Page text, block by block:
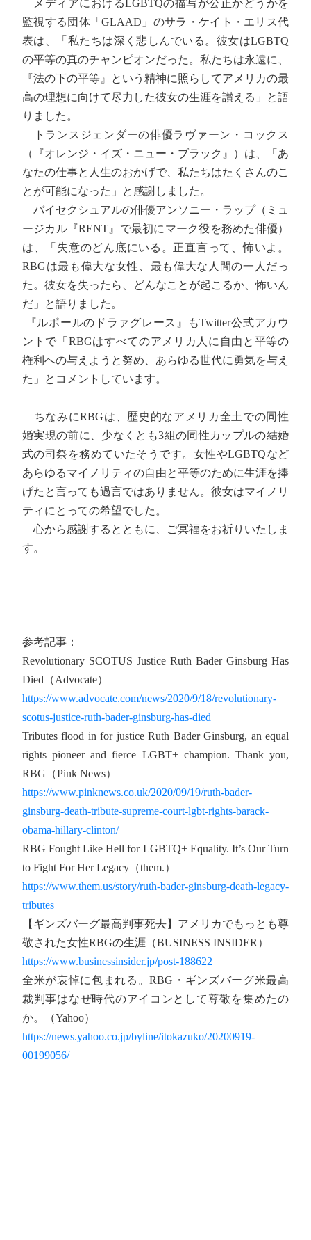
メディアにおけるLGBTQの描写が公正かどうかを
監視する団体「GLAAD」のサラ・ケイト・エリス代
表は、「私たちは深く悲しんでいる。彼女はLGBTQ
の平等の真のチャンピオンだった。私たちは永遠に、
『法の下の平等』という精神に照らしてアメリカの最
高の理想に向けて尽力した彼女の生涯を讃える」と語
りました。
トランスジェンダーの俳優ラヴァーン・コックス
（『オレンジ・イズ・ニュー・ブラック』）は、「あ
なたの仕事と人生のおかげで、私たちはたくさんのこ
とが可能になった」と感謝しました。
バイセクシュアルの俳優アンソニー・ラップ（ミュ
ージカル『RENT』で最初にマーク役を務めた俳優）
は、「失意のどん底にいる。正直言って、怖いよ。
RBGは最も偉大な女性、最も偉大な人間の一人だっ
た。彼女を失ったら、どんなことが起こるか、怖いん
だ」と語りました。
『ルポールのドラァグレース』もTwitter公式アカウ
ントで「RBGはすべてのアメリカ人に自由と平等の
権利への与えようと努め、あらゆる世代に勇気を与え
た」とコメントしています。
ちなみにRBGは、歴史的なアメリカ全土での同性
婚実現の前に、少なくとも3組の同性カップルの結婚
式の司祭を務めていたそうです。女性やLGBTQなど
あらゆるマイノリティの自由と平等のために生涯を捧
げたと言っても過言ではありません。彼女はマイノリ
ティにとっての希望でした。
心から感謝するとともに、ご冥福をお祈りいたしま
す。
参考記事：
Revolutionary SCOTUS Justice Ruth Bader Ginsburg Has
Died（Advocate）
https://www.advocate.com/news/2020/9/18/revolutionary-
scotus-justice-ruth-bader-ginsburg-has-died
Tributes flood in for justice Ruth Bader Ginsburg, an equal
rights pioneer and fierce LGBT+ champion. Thank you,
RBG（Pink News）
https://www.pinknews.co.uk/2020/09/19/ruth-bader-
ginsburg-death-tribute-supreme-court-lgbt-rights-barack-
obama-hillary-clinton/
RBG Fought Like Hell for LGBTQ+ Equality. It’s Our Turn
to Fight For Her Legacy（them.）
https://www.them.us/story/ruth-bader-ginsburg-death-legacy-
tributes
【ギンズバーグ最高判事死去】アメリカでもっとも尊
敬された女性RBGの生涯（BUSINESS INSIDER）
https://www.businessinsider.jp/post-188622
全米が哀悼に包まれる。RBG・ギンズバーグ米最高
裁判事はなぜ時代のアイコンとして尊敬を集めたの
か。（Yahoo）
https://news.yahoo.co.jp/byline/itokazuko/20200919-
00199056/